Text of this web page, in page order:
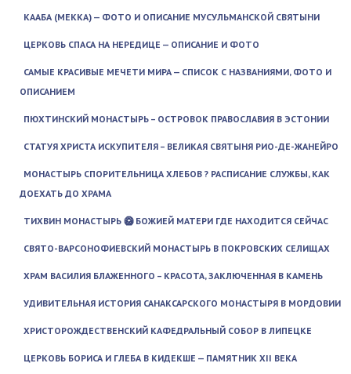
КААБА (МЕККА) — ФОТО И ОПИСАНИЕ МУСУЛЬМАНСКОЙ СВЯТЫНИ
ЦЕРКОВЬ СПАСА НА НЕРЕДИЦЕ — ОПИСАНИЕ И ФОТО
САМЫЕ КРАСИВЫЕ МЕЧЕТИ МИРА — СПИСОК С НАЗВАНИЯМИ, ФОТО И
ОПИСАНИЕМ
ПЮХТИНСКИЙ МОНАСТЫРЬ – ОСТРОВОК ПРАВОСЛАВИЯ В ЭСТОНИИ
СТАТУЯ ХРИСТА ИСКУПИТЕЛЯ – ВЕЛИКАЯ СВЯТЫНЯ РИО-ДЕ-ЖАНЕЙРО
МОНАСТЫРЬ СПОРИТЕЛЬНИЦА ХЛЕБОВ ? РАСПИСАНИЕ СЛУЖБЫ, КАК
ДОЕХАТЬ ДО ХРАМА
ТИХВИН МОНАСТЫРЬ 🥝 БОЖИЕЙ МАТЕРИ ГДЕ НАХОДИТСЯ СЕЙЧАС
СВЯТО-ВАРСОНОФИЕВСКИЙ МОНАСТЫРЬ В ПОКРОВСКИХ СЕЛИЩАХ
ХРАМ ВАСИЛИЯ БЛАЖЕННОГО – КРАСОТА, ЗАКЛЮЧЕННАЯ В КАМЕНЬ
УДИВИТЕЛЬНАЯ ИСТОРИЯ САНАКСАРСКОГО МОНАСТЫРЯ В МОРДОВИИ
ХРИСТОРОЖДЕСТВЕНСКИЙ КАФЕДРАЛЬНЫЙ СОБОР В ЛИПЕЦКЕ
ЦЕРКОВЬ БОРИСА И ГЛЕБА В КИДЕКШЕ — ПАМЯТНИК XII ВЕКА